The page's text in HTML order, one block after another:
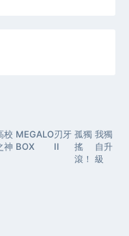
校
神
MEGALO
BOX
刃牙
II
孤獨
搖
滾！
我獨
自升
級